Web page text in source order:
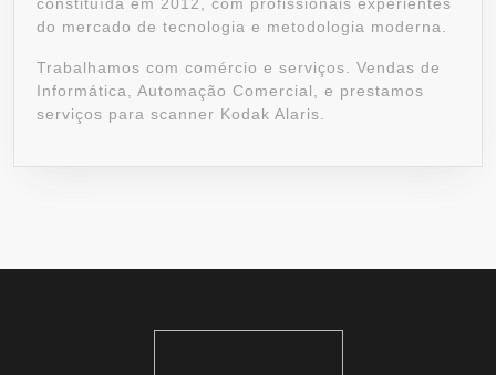
do mercado de tecnologia e metodologia moderna.
Trabalhamos com comércio e serviços. Vendas de
Informática, Automação Comercial, e prestamos
serviços para scanner Kodak Alaris.